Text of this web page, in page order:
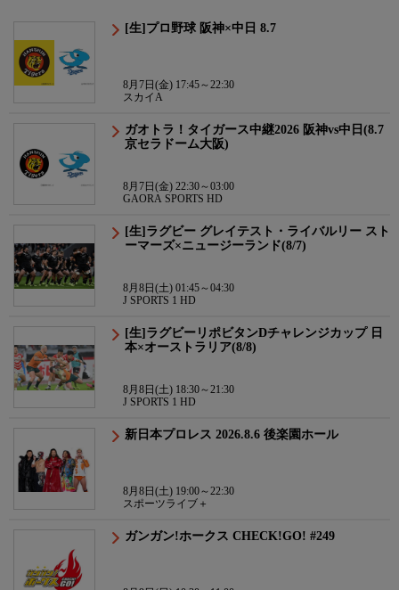
[生]プロ野球 阪神×中日 8.7
8月7日(金) 17:45～22:30
スカイA
ガオトラ！タイガース中継2026 阪神vs中日(8.7
京セラドーム大阪)
8月7日(金) 22:30～03:00
GAORA SPORTS HD
[生]ラグビー グレイテスト・ライバルリー スト
ーマーズ×ニュージーランド(8/7)
8月8日(土) 01:45～04:30
J SPORTS 1 HD
[生]ラグビーリポビタンDチャレンジカップ 日
本×オーストラリア(8/8)
8月8日(土) 18:30～21:30
J SPORTS 1 HD
新日本プロレス 2026.8.6 後楽園ホール
8月8日(土) 19:00～22:30
スポーツライブ＋
ガンガン!ホークス CHECK!GO! #249